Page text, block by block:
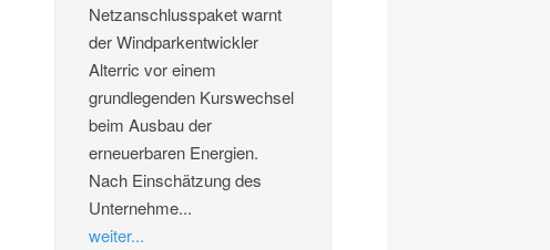
Netzanschlusspaket warnt
der Windparkentwickler
Alterric vor einem
grundlegenden Kurswechsel
beim Ausbau der
erneuerbaren Energien.
Nach Einschätzung des
Unternehme...
weiter...